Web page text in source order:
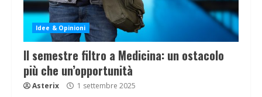
Idee & Opinioni
Il semestre filtro a Medicina: un ostacolo
più che un’opportunità
Asterix 1 settembre 2025